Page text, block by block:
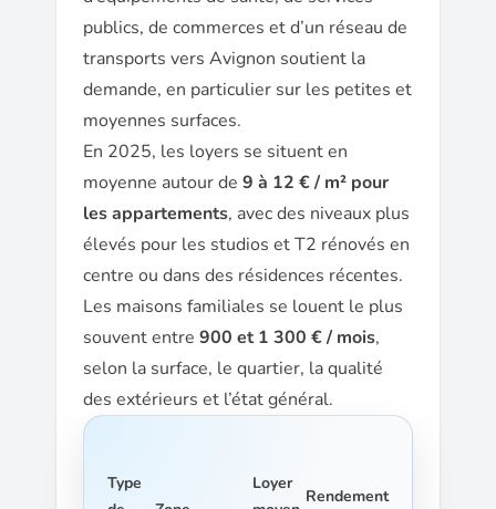
publics, de commerces et d’un réseau de
transports vers Avignon soutient la
demande, en particulier sur les petites et
moyennes surfaces.
En 2025, les loyers se situent en
moyenne autour de 9 à 12 € / m² pour
les appartements, avec des niveaux plus
élevés pour les studios et T2 rénovés en
centre ou dans des résidences récentes.
Les maisons familiales se louent le plus
souvent entre 900 et 1 300 € / mois,
selon la surface, le quartier, la qualité
des extérieurs et l’état général.
Type
Loyer
Rendement